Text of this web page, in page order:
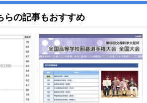
らの記事もおすすめ